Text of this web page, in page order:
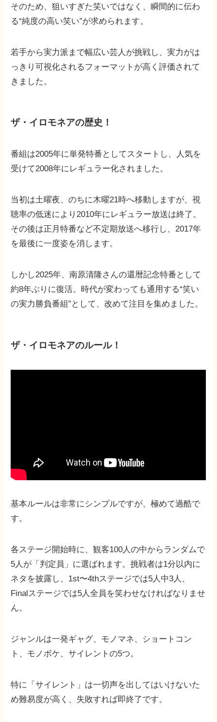
そのため、狙いすぎた笑いではなく、瞬間的に伝わ
る“純度の高い笑い”が求められます。
若手から実力派まで幅広い芸人が挑戦し、実力がは
っきり可視化されるフォーマットが高く評価されて
きました。
ザ・イロモネアの歴史！
番組は2005年に単発特番としてスタートし、人気を
受けて2008年にレギュラー化されました。
当初は土曜夜、のちに木曜21時へ移動しますが、視
聴率の低迷により2010年にレギュラー放送は終了。
その後は正月特番など不定期放送へ移行し、2017年
を最後に一度姿を消します。
しかし2025年、南原清隆さんの還暦記念特番として
約8年ぶりに復活。時代が変わっても通用する“笑い
の実力勝負番組”として、改めて注目を集めました。
ザ・イロモネアのルール！
基本ルールは非常にシンプルですが、極めて過酷で
す。
各ステージ開始時に、観客100人の中からランダムで
5人が「判定員」に選ばれます。挑戦者は1分以内に
ネタを披露し、1st〜4thステージでは5人中3人、
Finalステージでは5人全員を笑わせなければなりませ
ん。
ジャンルは一発ギャグ、モノマネ、ショートコン
ト、モノボケ、サイレントの5つ。
特に「サイレント」は一切声を出してはいけないた
め難易度が高く、失敗すれば即終了です。